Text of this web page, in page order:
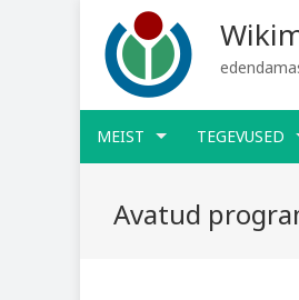
MEIST TEGEVUSED
Avatud